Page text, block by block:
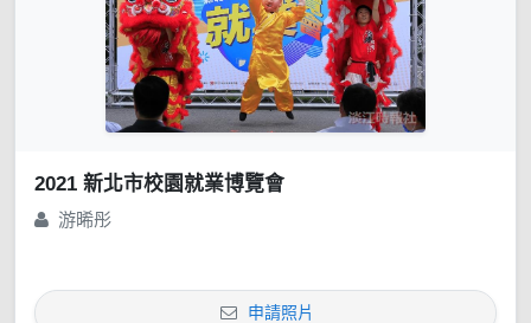
2021 新北市校園就業博覽會
游晞彤
申請照片